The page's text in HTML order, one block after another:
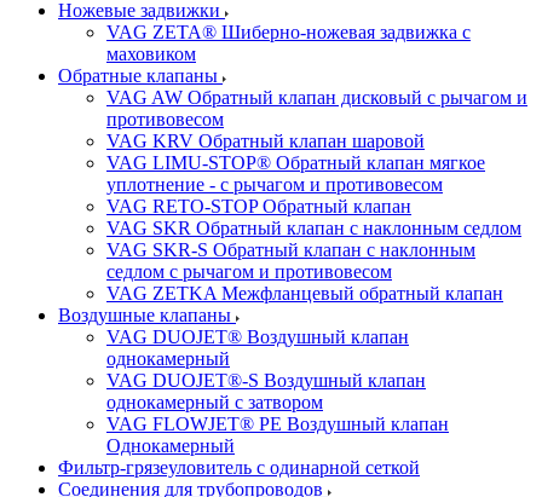
Ножевые задвижки
VAG ZETA® Шиберно-ножевая задвижка с
маховиком
Обратные клапаны
VAG AW Обратный клапан дисковый с рычагом и
противовесом
VAG KRV Обратный клапан шаровой
VAG LIMU-STOP® Обратный клапан мягкое
уплотнение - с рычагом и противовесом
VAG RETO-STOP Обратный клапан
VAG SKR Обратный клапан с наклонным седлом
VAG SKR-S Обратный клапан с наклонным
седлом с рычагом и противовесом
VAG ZETKA Межфланцевый обратный клапан
Воздушные клапаны
VAG DUOJET® Воздушный клапан
однокамерный
VAG DUOJET®-S Воздушный клапан
однокамерный с затвором
VAG FLOWJET® PE Воздушный клапан
Однокамерный
Фильтр-грязеуловитель с одинарной сеткой
Соединения для трубопроводов